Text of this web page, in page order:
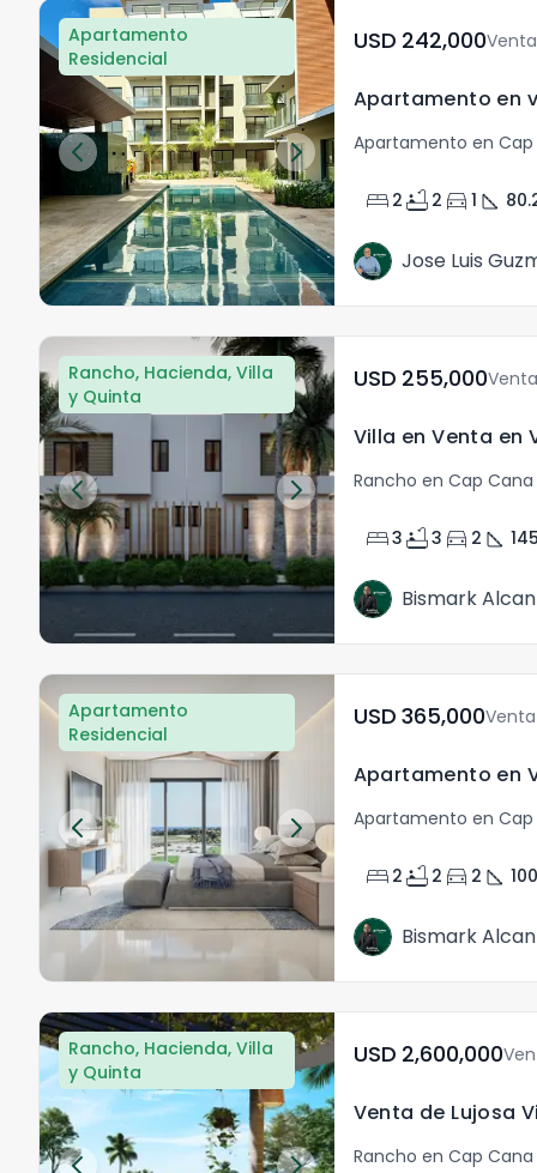
Apartamento
Residencial
USD	242,000Venta
Apartamento en
bed 2 bathtub 2 directions_car 1 square_foot
Jose Luis
Rancho, Hacienda, Villa
y Quinta
USD	255,000Venta
Rancho en Cap
bed3 bathtub3 directions_car 2 square_foot 145
Bismark
Apartamento
Residencial
USD	365,000Venta
Apartamento en
bed 2 bathtub 2 directions_car 2 square_foot 100
Bismark
Rancho, Hacienda, Villa
y Quinta
USD	2,600,000
Rancho en Cap